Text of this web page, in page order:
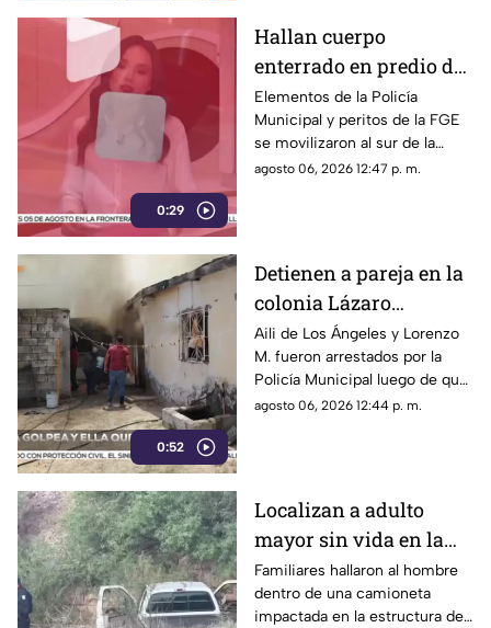
0:29
Hallan cuerpo
enterrado en predio de
la colonia División del
Norte en Chihuahua
Elementos de la Policía
Municipal y peritos de la FGE
se movilizaron al sur de la
capital tras el descubrimiento
agosto 06, 2026 12:47 p. m.
0:52
Detienen a pareja en la
colonia Lázaro
Cárdenas tras riña,
agresión física y un
incendio
Aili de Los Ángeles y Lorenzo
M. fueron arrestados por la
Policía Municipal luego de que
el hombre agrediera a la mujer
agosto 06, 2026 12:44 p. m.
Localizan a adulto
mayor sin vida en la
carretera de
Cuahtémoc; habría
Familiares hallaron al hombre
dentro de una camioneta
impactada en la estructura de